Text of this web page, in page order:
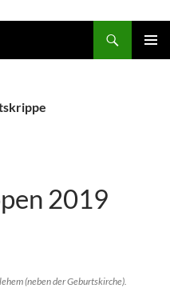
2019
(neben der Geburtskirche).